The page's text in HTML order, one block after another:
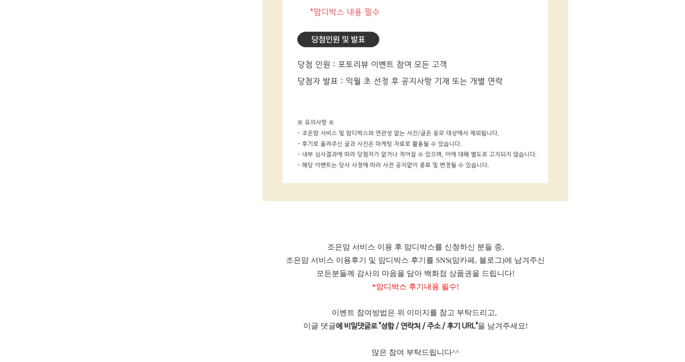
조은맘 서비스 이용 후 맘디박스를 신청하신 분들 중,
조은맘 서비스 이용후기 및 맘디박스 후기를 SNS(맘카페, 블로그)에 남겨주신
모든분들께 감사의 마음을 담아 백화점 상품권을 드립니다!
*맘디박스 후기내용 필수!
이벤트 참여방법은 위 이미지를 참고 부탁드리고,
이글 댓글에 비밀댓글로 "성함 / 연락처 / 주소 / 후기 URL"을 남겨주세요!
많은 참여 부탁드립니다^^